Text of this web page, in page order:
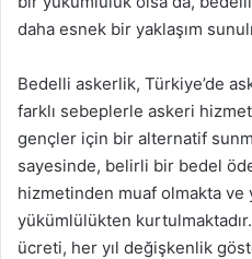
daha esnek bir yaklaşım
Bedelli askerlik, Türkiye’de
farklı sebeplerle askeri
gençler için bir alternatif
sayesinde, belirli bir bedel
hizmetinden muaf olmakta
yükümlülükten
ücreti, her yıl değişkenlik